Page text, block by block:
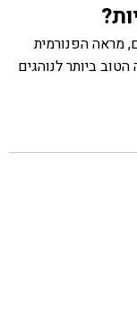
3" כולל ברגים, מראה הפנורמית
ביותר לנוהגים